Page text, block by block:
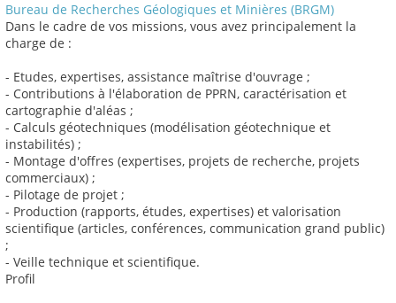
Bureau de Recherches Géologiques et Minières (BRGM)
Dans le cadre de vos missions, vous avez principalement la
charge de :
- Etudes, expertises, assistance maîtrise d'ouvrage ;
- Contributions à l'élaboration de PPRN, caractérisation et
cartographie d'aléas ;
- Calculs géotechniques (modélisation géotechnique et
instabilités) ;
- Montage d'offres (expertises, projets de recherche, projets
commerciaux) ;
- Pilotage de projet ;
- Production (rapports, études, expertises) et valorisation
scientifique (articles, conférences, communication grand public)
;
- Veille technique et scientifique.
Profil